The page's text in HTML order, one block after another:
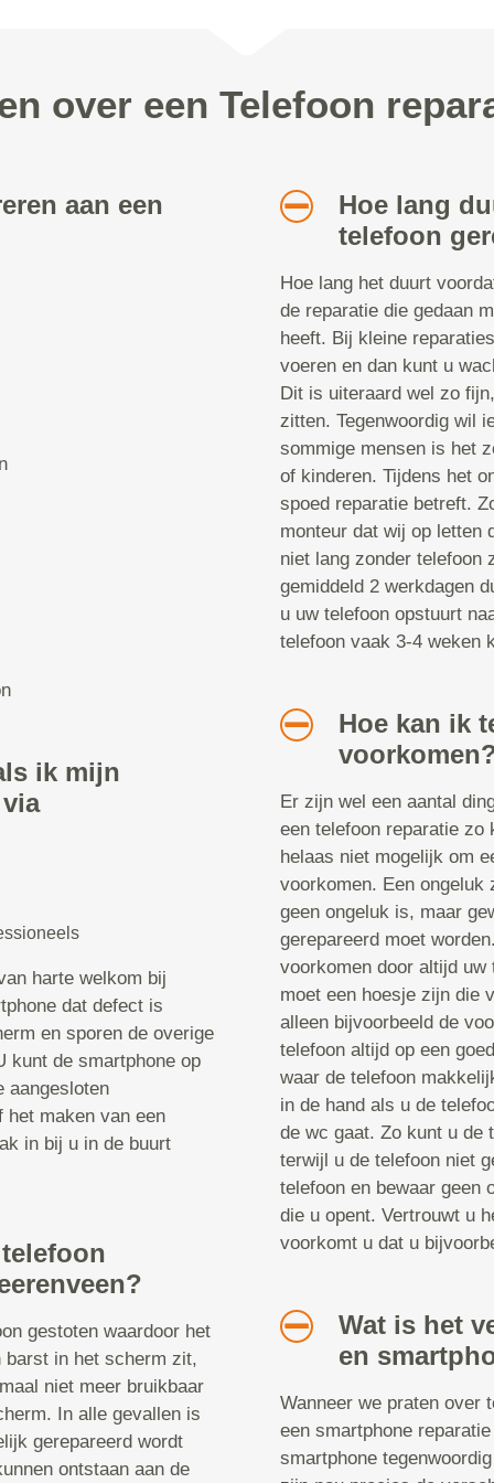
over een Telefoon
aan een
ik mijn
harte welkom bij
dat defect is
en sporen de overige
kunt de smartphone op
aangesloten
het maken van een
in bij u in de buurt
gestoten waardoor het
in het scherm zit,
niet meer bruikbaar
In alle gevallen is
gerepareerd wordt
ontstaan aan de
Hoe lang
telefoon
Hoe lang het duurt
de reparatie die gedaan
heeft. Bij kleine
voeren en dan kunt u
Dit is uiteraard wel zo
zitten. Tegenwoordig wil
sommige mensen is het
of kinderen. Tijdens het
spoed reparatie betreft.
monteur dat wij op letten
niet lang zonder telefoon
gemiddeld 2 werkdagen
u uw telefoon opstuurt
telefoon vaak 3-4 weken
Hoe kan ik
Er zijn wel een aantal
een telefoon reparatie
helaas niet mogelijk om
voorkomen. Een
geen ongeluk is, maar
gerepareerd moet
voorkomen door altijd
moet een hoesje zijn die
alleen bijvoorbeeld de
telefoon altijd op een
waar de telefoon
in de hand als u de
de wc gaat. Zo kunt u de
terwijl u de telefoon niet
telefoon en bewaar geen
die u opent. Vertrouwt u
voorkomt u dat u
Wat is het
en
Wanneer we praten over
een smartphone
smartphone